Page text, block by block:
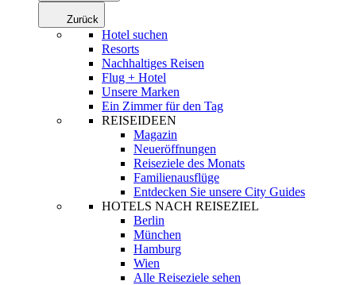
Zurück
Hotel suchen
Resorts
Nachhaltiges Reisen
Flug + Hotel
Unsere Marken
Ein Zimmer für den Tag
REISEIDEEN
Magazin
Neueröffnungen
Reiseziele des Monats
Familienausflüge
Entdecken Sie unsere City Guides
HOTELS NACH REISEZIEL
Berlin
München
Hamburg
Wien
Alle Reiseziele sehen